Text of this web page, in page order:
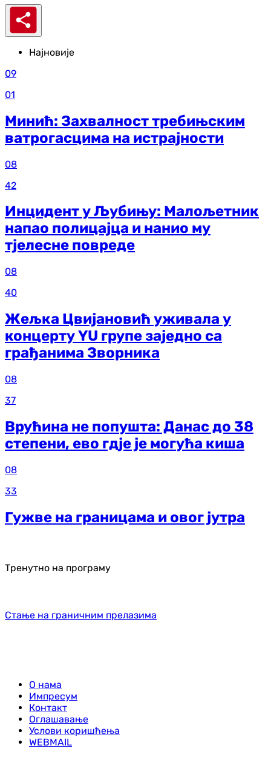
Најновије
09
01
Минић: Захвалност требињским
ватрогасцима на истрајности
08
42
Инцидент у Љубињу: Малољетник
напао полицајца и нанио му
тјелесне повреде
08
40
Жељка Цвијановић уживала у
концерту YU групе заједно са
грађанима Зворника
08
37
Врућина не попушта: Данас до 38
степени, ево гдје је могућа киша
08
33
Гужве на границама и овог јутра
Тренутно на програму
Стање на граничним прелазима
О нама
Импресум
Контакт
Оглашавање
Услови коришћења
WEBMAIL